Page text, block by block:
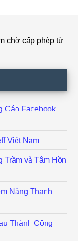
chờ cấp phép từ
Cáo Facebook
Việt Nam
và Tâm Hồn
Năng Thanh
Thành Công